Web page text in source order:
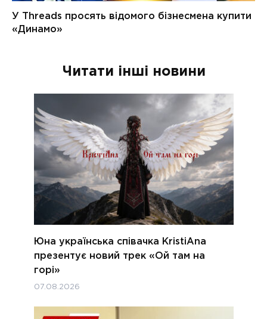
Читати інші новини
Юна українська співачка KristiAna
презентує новий трек «Ой там на
горі»
07.08.2026